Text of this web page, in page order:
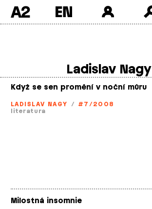
A2
Ladislav Nagy
Když se sen promění v noční můru
LADISLAV NAGY / #7/2008
literatura
Milostná insomnie